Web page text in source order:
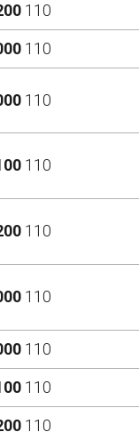
110
110
110
110
110
110
110
110
110